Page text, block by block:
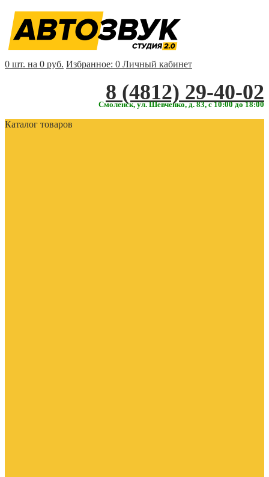
0 шт. на 0 руб. Избранное: 0 Личный кабинет
‎‎8 (4812) 29-40-02
Смоленск, ул. Шевченко, д. 83, с 10:00 до 18:00
Каталог товаров